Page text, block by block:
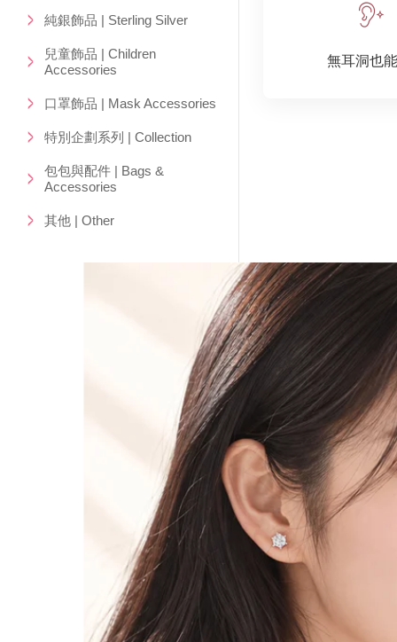
純銀飾品 | Sterling Silver
兒童飾品 | Children
Accessories
口罩飾品 | Mask Accessories
特別企劃系列 | Collection
包包與配件 | Bags &
Accessories
其他 | Other
無耳洞也